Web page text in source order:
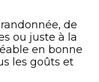
de
ou juste à la
en bonne
les goûts et